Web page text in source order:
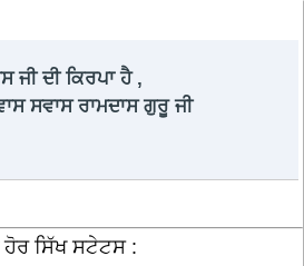
ਜੀ ਦੀ ਕਿਰਪਾ ਹੈ ,
ਸਵਾਸ ਰਾਮਦਾਸ ਗੁਰੂ ਜੀ
ਸਿੱਖ ਸਟੇਟਸ :